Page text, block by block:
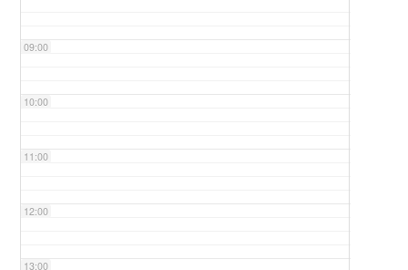
09:00
10:00
11:00
12:00
13:00